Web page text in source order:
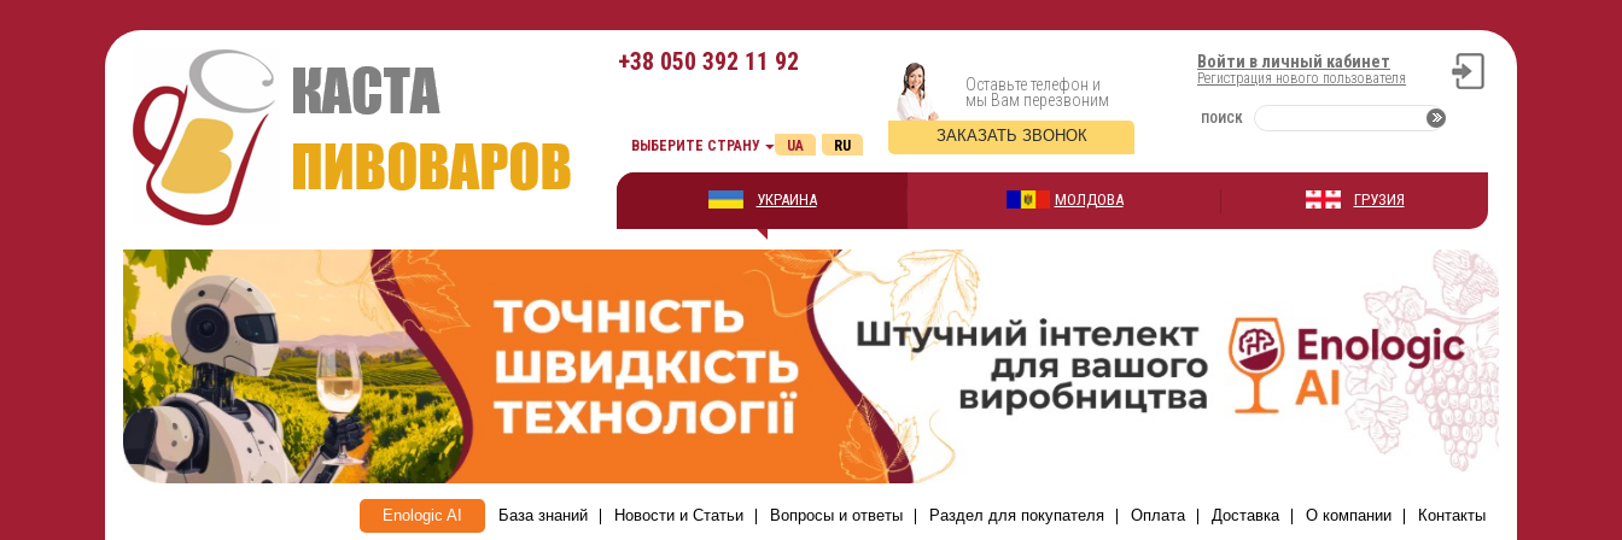
+38 050 392 11 92 Войти в личный кабинет
Регистрация нового пользователя
ПОИСК
Оставьте телефон и
мы Вам перезвоним
ЗАКАЗАТЬ ЗВОНОК
ВЫБЕРИТЕ СТРАНУ RU
UA
УКРАИНА МОЛДОВА ГРУЗИЯ
Enologic AI База знаний Новости и Статьи Вопросы и ответы Раздел для покупателя Оплата Доставка О компании Контакты